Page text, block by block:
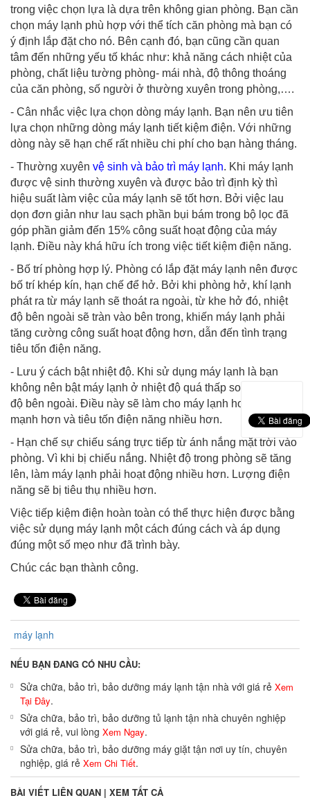
trong việc chọn lựa là dựa trên không gian phòng. Bạn cần
chọn máy lạnh phù hợp với thể tích căn phòng mà bạn có
ý định lắp đặt cho nó. Bên cạnh đó, bạn cũng cần quan
tâm đến những yếu tố khác như: khả năng cách nhiệt của
phòng, chất liệu tường phòng- mái nhà, độ thông thoáng
của căn phòng, số người ở thường xuyên trong phòng,….
- Cân nhắc việc lựa chọn dòng máy lạnh. Bạn nên ưu tiên
lựa chọn những dòng máy lạnh tiết kiệm điện. Với những
dòng này sẽ hạn chế rất nhiều chi phí cho bạn hàng tháng.
- Thường xuyên vệ sinh và bảo trì máy lạnh. Khi máy lạnh
được vệ sinh thường xuyên và được bảo trì định kỳ thì
hiệu suất làm việc của máy lạnh sẽ tốt hơn. Bởi việc lau
dọn đơn giản như lau sạch phần bụi bám trong bộ lọc đã
góp phần giảm đến 15% công suất hoạt động của máy
lạnh. Điều này khá hữu ích trong việc tiết kiệm điện năng.
- Bố trí phòng hợp lý. Phòng có lắp đặt máy lạnh nên được
bố trí khép kín, hạn chế để hở. Bởi khi phòng hở, khí lạnh
phát ra từ máy lạnh sẽ thoát ra ngoài, từ khe hở đó, nhiệt
độ bên ngoài sẽ tràn vào bên trong, khiến máy lạnh phải
tăng cường công suất hoạt động hơn, dẫn đến tình trạng
tiêu tốn điện năng.
- Lưu ý cách bật nhiệt độ. Khi sử dụng máy lạnh là bạn
không nên bật máy lạnh ở nhiệt độ quá thấp so với nhiệt
độ bên ngoài. Điều này sẽ làm cho máy lạnh hoạt động
mạnh hơn và tiêu tốn điện năng nhiều hơn.
- Hạn chế sự chiếu sáng trực tiếp từ ánh nắng mặt trời vào
phòng. Vì khi bị chiếu nắng. Nhiệt độ trong phòng sẽ tăng
lên, làm máy lạnh phải hoạt động nhiều hơn. Lượng điện
năng sẽ bị tiêu thụ nhiều hơn.
Việc tiếp kiệm điện hoàn toàn có thể thực hiện được bằng
việc sử dụng máy lạnh một cách đúng cách và áp dụng
đúng một số mẹo như đã trình bày.
Chúc các bạn thành công.
máy lạnh
NẾU BẠN ĐANG CÓ NHU CẦU:
Sửa chữa, bảo trì, bảo dưỡng máy lạnh tận nhà với giá rẻ Xem
Tại Đây.
Sửa chữa, bảo trì, bảo dưỡng tủ lạnh tận nhà chuyên nghiệp
với giá rẻ, vui lòng Xem Ngay.
Sửa chữa, bảo trì, bảo dưỡng máy giặt tận nơi uy tín, chuyên
nghiệp, giá rẻ Xem Chi Tiết.
BÀI VIẾT LIÊN QUAN | XEM TẤT CẢ